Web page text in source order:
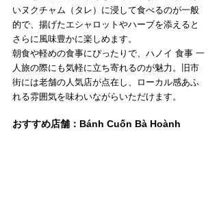
いヌクチャム（タレ）に浸して食べるのが一般
的で、揚げたエシャロットやハーブを添えると
さらに風味豊かに楽しめます。
朝食や軽めの食事にぴったりで、ハノイ 食事 一
人旅の際にも気軽に立ち寄れるのが魅力。旧市
街には老舗の人気店が点在し、ローカル感あふ
れる雰囲気を味わいながらいただけます。
おすすめ店舗：Bánh Cuốn Bà Hoành